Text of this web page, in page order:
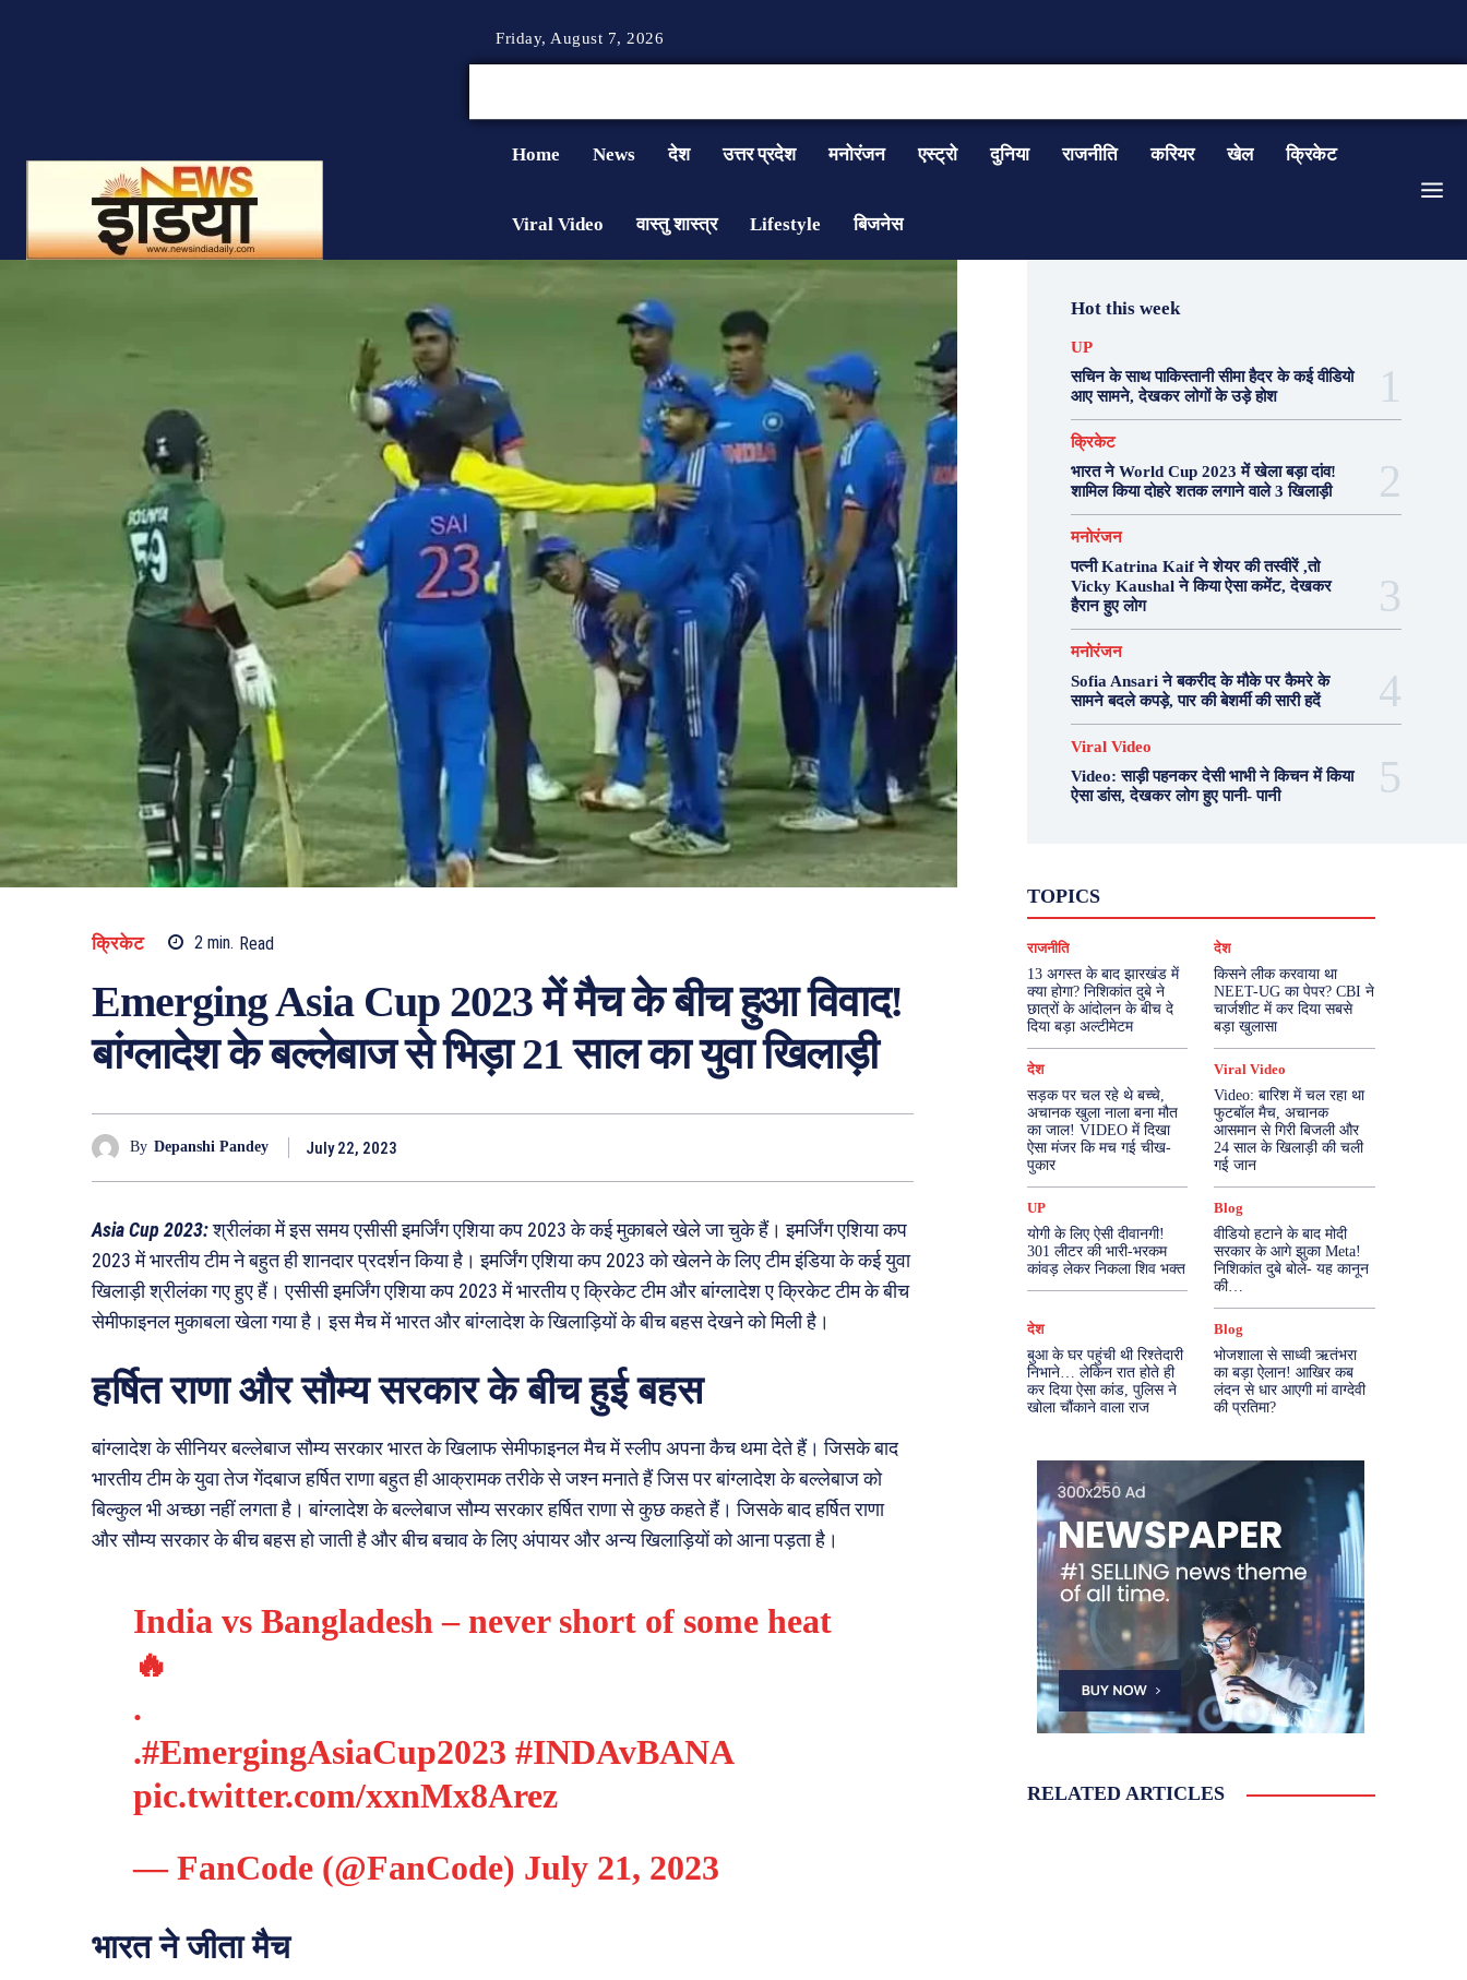
Friday, August 7, 2026
Home News देश उत्तर प्रदेश मनोरंजन एस्ट्रो दुनिया राजनीति करियर खेल क्रिकेट
Viral Video वास्तु शास्त्र Lifestyle बिजनेस
क्रिकेट 2min. Read
Emerging Asia Cup 2023 में मैच के बीच हुआ विवाद!
बांग्लादेश के बल्लेबाज से भिड़ा 21 साल का युवा खिलाड़ी
By Depanshi Pandey July 22, 2023
Asia Cup 2023:श्रीलंका में इस समय एसीसी इमर्जिंग एशिया कप 2023 के कई मुकाबले खेले जा चुके हैं। इमर्जिंग एशिया कप
2023 में भारतीय टीम ने बहुत ही शानदार प्रदर्शन किया है। इमर्जिंग एशिया कप 2023 को खेलने के लिए टीम इंडिया के कई युवा
खिलाड़ी श्रीलंका गए हुए हैं। एसीसी इमर्जिंग एशिया कप 2023 में भारतीय ए क्रिकेट टीम और बांग्लादेश ए क्रिकेट टीम के बीच
सेमीफाइनल मुकाबला खेला गया है। इस मैच में भारत और बांग्लादेश के खिलाड़ियों के बीच बहस देखने को मिली है।
हर्षित राणा और सौम्य सरकार के बीच हुई बहस
बांग्लादेश के सीनियर बल्लेबाज सौम्य सरकार भारत के खिलाफ सेमीफाइनल मैच में स्लीप अपना कैच थमा देते हैं। जिसके बाद
भारतीय टीम के युवा तेज गेंदबाज हर्षित राणा बहुत ही आक्रामक तरीके से जश्न मनाते हैं जिस पर बांग्लादेश के बल्लेबाज को
बिल्कुल भी अच्छा नहीं लगता है। बांग्लादेश के बल्लेबाज सौम्य सरकार हर्षित राणा से कुछ कहते हैं। जिसके बाद हर्षित राणा
और सौम्य सरकार के बीच बहस हो जाती है और बीच बचाव के लिए अंपायर और अन्य खिलाड़ियों को आना पड़ता है।
India vs Bangladesh – never short of some heat
🔥
.
.#EmergingAsiaCup2023 #INDAvBANA
pic.twitter.com/xxnMx8Arez
— FanCode (@FanCode) July 21, 2023
भारत ने जीता मैच
Hot this week
UP
सचिन के साथ पाकिस्तानी सीमा हैदर के कई वीडियो
आए सामने, देखकर लोगों के उड़े होश
क्रिकेट
भारत ने World Cup 2023 में खेला बड़ा दांव!
शामिल किया दोहरे शतक लगाने वाले 3 खिलाड़ी
मनोरंजन
पत्नी Katrina Kaif ने शेयर की तस्वीरें ,तो
Vicky Kaushal ने किया ऐसा कमेंट, देखकर
हैरान हुए लोग
मनोरंजन
Sofia Ansari ने बकरीद के मौके पर कैमरे के
सामने बदले कपड़े, पार की बेशर्मी की सारी हदें
Viral Video
Video: साड़ी पहनकर देसी भाभी ने किचन में किया
ऐसा डांस, देखकर लोग हुए पानी- पानी
TOPICS
दुनिया
मनोरंजन
राजनीति वास्तु शास्त्र
More
राजनीति
13 अगस्त के बाद झारखंड में
क्या होगा? निशिकांत दुबे ने
छात्रों के आंदोलन के बीच दे
दिया बड़ा अल्टीमेटम
देश
किसने लीक करवाया था
NEET-UG का पेपर? CBI ने
चार्जशीट में कर दिया सबसे
बड़ा खुलासा
देश
सड़क पर चल रहे थे बच्चे,
अचानक खुला नाला बना मौत
का जाल! VIDEO में दिखा
ऐसा मंजर कि मच गई चीख-
पुकार
Viral Video
Video: बारिश में चल रहा था
फुटबॉल मैच, अचानक
आसमान से गिरी बिजली और
24 साल के खिलाड़ी की चली
गई जान
UP
योगी के लिए ऐसी दीवानगी!
301 लीटर की भारी-भरकम
कांवड़ लेकर निकला शिव भक्त
Blog
वीडियो हटाने के बाद मोदी
सरकार के आगे झुका Meta!
निशिकांत दुबे बोले- यह कानून
की…
देश
बुआ के घर पहुंची थी रिश्तेदारी
निभाने… लेकिन रात होते ही
कर दिया ऐसा कांड, पुलिस ने
खोला चौंकाने वाला राज
Blog
भोजशाला से साध्वी ऋतंभरा
का बड़ा ऐलान! आखिर कब
लंदन से धार आएगी मां वाग्देवी
की प्रतिमा?
RELATED ARTICLES